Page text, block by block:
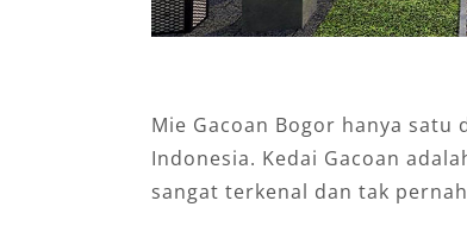
Mie Gacoan Bogor hanya
Indonesia. Kedai Gacoan
sangat terkenal dan tak